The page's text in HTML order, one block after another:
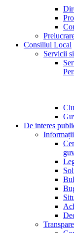
Consiliul Local
Servicii
De interes